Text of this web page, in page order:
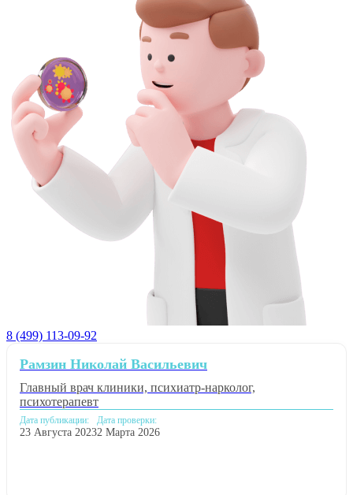
8 (499) 113-09-92
Рамзин Николай Васильевич
Главный врач клиники, психиатр-нарколог,
психотерапевт
Дата публикации:
23 Августа 2023
Дата проверки:
2 Марта 2026